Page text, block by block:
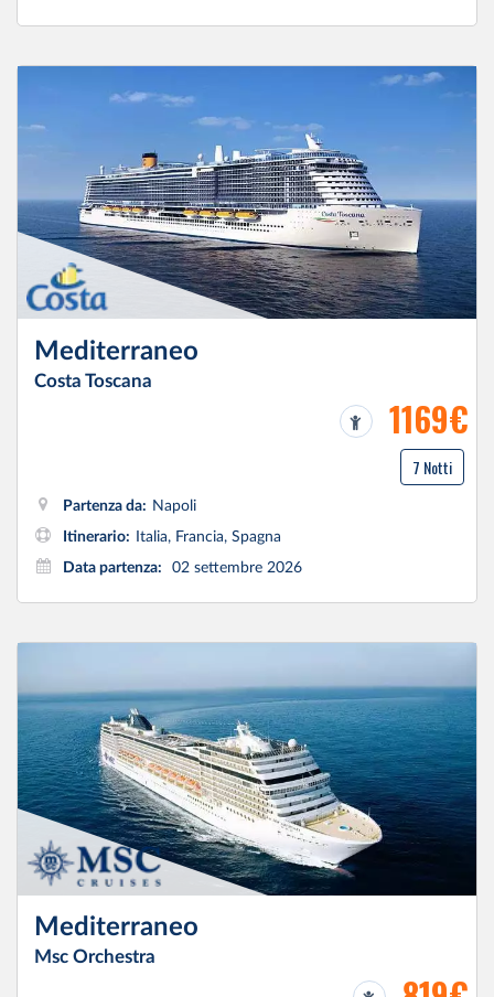
Mediterraneo
Costa Toscana
1169€
7 Notti
Partenza da: Napoli
Itinerario: Italia, Francia, Spagna
Data partenza:
02 settembre 2026
Mediterraneo
Msc Orchestra